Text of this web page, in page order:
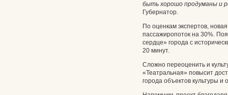
быть хорошо продуманы и
Губернатор.
По оценкам экспертов,
пассажиропоток на 30%.
сердце» города с
20 минут.
Сложно переоценить и
«Театральная» повысит
города объектов культуры